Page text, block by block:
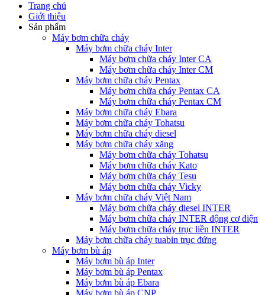
Trang chủ
Giới thiệu
Sản phẩm
Máy bơm chữa cháy
Máy bơm chữa cháy Inter
Máy bơm chữa cháy Inter CA
Máy bơm chữa cháy Inter CM
Máy bơm chữa cháy Pentax
Máy bơm chữa cháy Pentax CA
Máy bơm chữa cháy Pentax CM
Máy bơm chữa cháy Ebara
Máy bơm chữa cháy Tohatsu
Máy bơm chữa cháy diesel
Máy bơm chữa cháy xăng
Máy bơm chữa cháy Tohatsu
Máy bơm chữa cháy Kato
Máy bơm chữa cháy Tesu
Máy bơm chữa cháy Vicky
Máy bơm chữa cháy Việt Nam
Máy bơm chữa cháy diesel INTER
Máy bơm chữa cháy INTER động cơ điện
Máy bơm chữa cháy trục liền INTER
Máy bơm chữa cháy tuabin trục đứng
Máy bơm bù áp
Máy bơm bù áp Inter
Máy bơm bù áp Pentax
Máy bơm bù áp Ebara